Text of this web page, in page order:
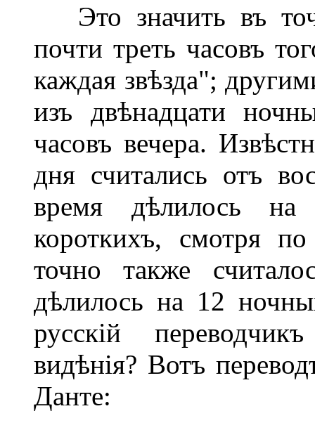
Это значить въ
почти треть часовъ
каждая звѣзда";
изъ двѣнадцати
часовъ вечера.
дня считались отъ
время дѣлилось
короткихъ, смотря
точно также
дѣлилось на 12
русскій
видѣнія? Вотъ
Данте: